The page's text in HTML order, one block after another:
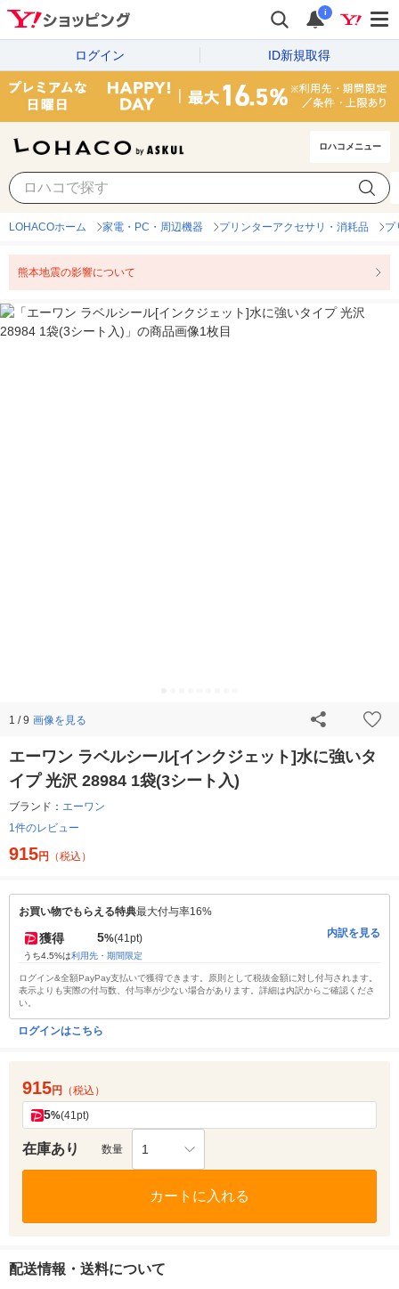
i
ログイン ID新規取得
ロハコメニュー
LOHACOホーム 家電・PC・周辺機器 プリンターアクセサリ・消耗品 プ
熊本地震の影響について
1 / 9 画像を見る
エーワン ラベルシール[インクジェット]水に強いタ
イプ 光沢 28984 1袋(3シート入)
ブランド： エーワン
1件のレビュー
915円 （税込）
お買い物でもらえる特典最大付与率16%
獲得 5%(41pt)
うち4.5%は利用先・期間限定
内訳を見る
ログイン&全額PayPay支払いで獲得できます。原則として税抜金額に対し付与されます。
表示よりも実際の付与数、付与率が少ない場合があります。詳細は内訳からご確認くださ
い。
ログインはこちら
915円 （税込）
5%(41pt)
在庫あり 数量 1
カートに入れる
配送情報・送料について